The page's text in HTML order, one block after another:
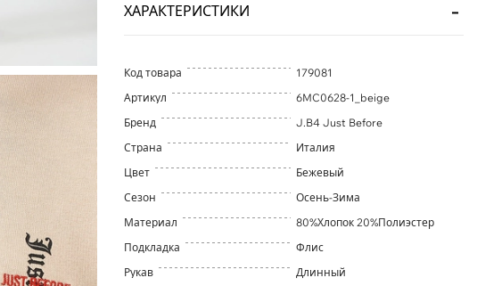
ХАРАКТЕРИСТИКИ
Код товара
179081
Артикул
6MC0628-1_beige
Бренд
J.B4 Just Before
Страна
Италия
Цвет
Бежевый
Сезон
Осень-Зима
Материал
80%Хлопок 20%Полиэстер
Подкладка
Флис
Рукав
Длинный